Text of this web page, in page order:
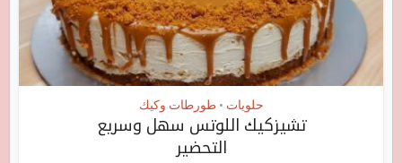
حلويات • طورطات وكيك
تشيزكيك اللوتس سهل وسريع
التحضير